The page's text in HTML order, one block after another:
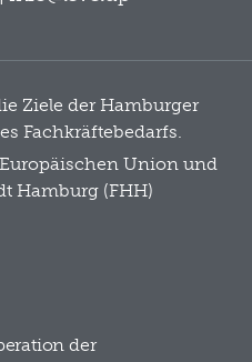
Ziele der Hamburger
Fachkräftebedarfs.
Union und
Hamburg (FHH)
der